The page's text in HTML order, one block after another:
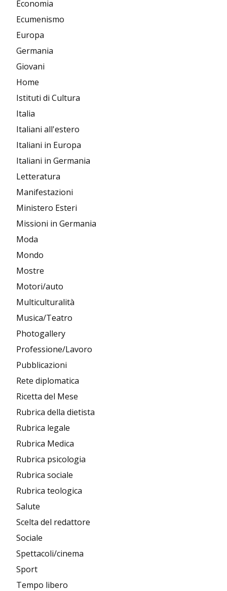
Economia
Ecumenismo
Europa
Germania
Giovani
Home
Istituti di Cultura
Italia
Italiani all'estero
Italiani in Europa
Italiani in Germania
Letteratura
Manifestazioni
Ministero Esteri
Missioni in Germania
Moda
Mondo
Mostre
Motori/auto
Multiculturalità
Musica/Teatro
Photogallery
Professione/Lavoro
Pubblicazioni
Rete diplomatica
Ricetta del Mese
Rubrica della dietista
Rubrica legale
Rubrica Medica
Rubrica psicologia
Rubrica sociale
Rubrica teologica
Salute
Scelta del redattore
Sociale
Spettacoli/cinema
Sport
Tempo libero